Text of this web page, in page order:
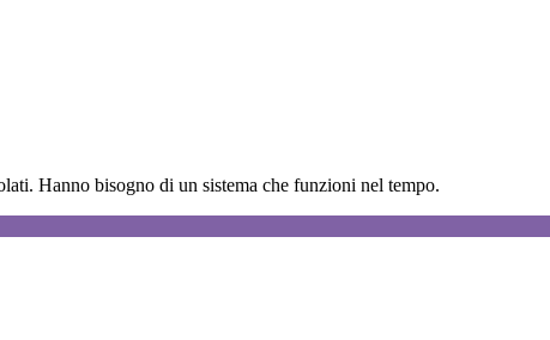
Hanno bisogno di un sistema che funzioni nel tempo.